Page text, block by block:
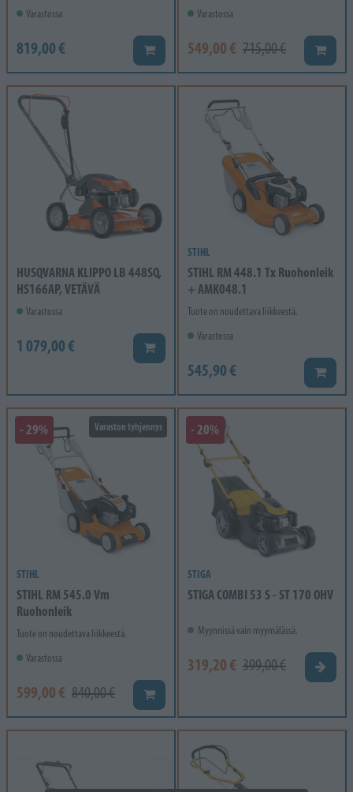
Varastossa
819,00 € Lisää koriin
Varastossa
549,00 € 715,00 € Lisää
HUSQVARNA KLIPPO LB 448SQ,
HS166AP, VETÄVÄ
Varastossa
1 079,00 € Lisää koriin
STIHL
STIHL RM 448.1 Tx Ruohonleik
+ AMK048.1
Tuote on noudettava liikkeestä.
Varastossa
545,90 € Lisää
Varaston tyhjennys
- 29%
STIHL
STIHL RM 545.0 Vm
Ruohonleik
Tuote on noudettava liikkeestä.
Varastossa
599,00 € 840,00 € Lisää koriin
- 20%
STIGA
STIGA COMBI 53 S - ST 170 OHV
Myynnissä vain myymälässä.
319,20 € 399,00 €